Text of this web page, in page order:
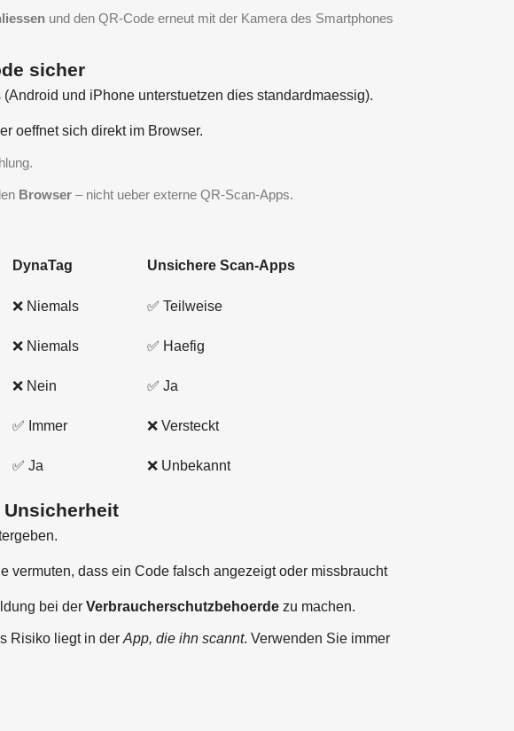
und den QR-Code erneut mit der Kamera des Smartphones
sicher
und iPhone unterstuetzen dies standardmaessig).
oeffnet sich direkt im Browser.
Browser – nicht ueber externe QR-Scan-Apps.
DynaTag Unsichere Scan-Apps
❌ Niemals ✅ Teilweise
❌ Niemals ✅ Haefig
❌ Nein ✅ Ja
✅ Immer ❌ Versteckt
✅ Ja ❌ Unbekannt
vermuten, dass ein Code falsch angezeigt oder missbraucht
bei der Verbraucherschutzbehoerde zu machen.
Risiko liegt in der App, die ihn scannt. Verwenden Sie immer